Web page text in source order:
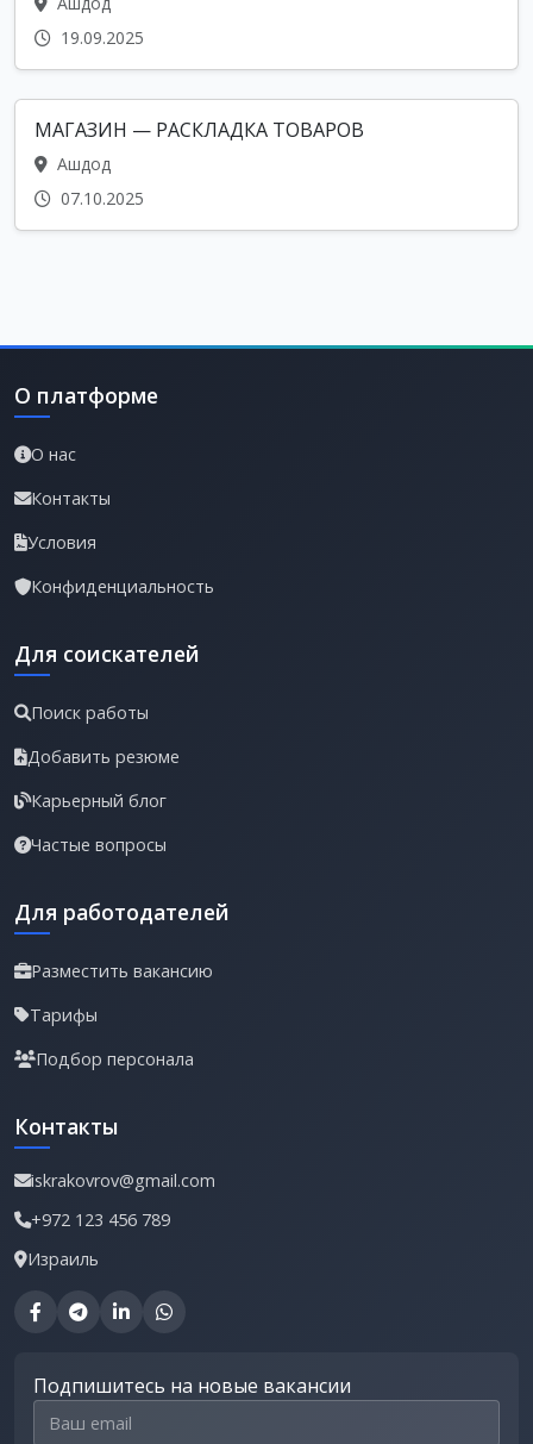
19.09.2025
МАГАЗИН — РАСКЛАДКА ТОВАРОВ
Ашдод
07.10.2025
О платформе
О нас
Контакты
Условия
Конфиденциальность
Для соискателей
Поиск работы
Добавить резюме
Карьерный блог
Частые вопросы
Для работодателей
Разместить вакансию
Тарифы
Подбор персонала
Контакты
iskrakovrov@gmail.com
+972 123 456 789
Израиль
Подпишитесь на новые вакансии
Email для подписки